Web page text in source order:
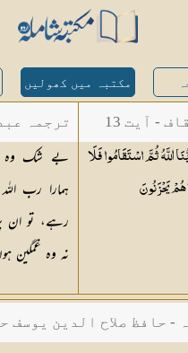
مکتبہ میں کھولیں
- آیت 13
اللَّهُ ثُمَّ اسْتَقَامُوا فَلَا
هُمْيَحْزَنُونَ
ترجمہ
-
بے شک وہ
ہمارا رب
رہے، تو ان
نہ وہ غمگین
- حافظ صلاح الدین یوسف